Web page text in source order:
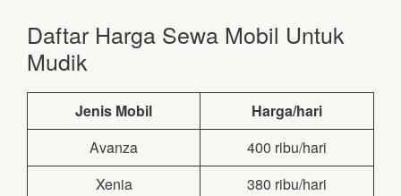
Daftar Harga Sewa Mobil Untuk
Mudik
Jenis Mobil
Harga/hari
Avanza
400 ribu/hari
Xenia
380 ribu/hari